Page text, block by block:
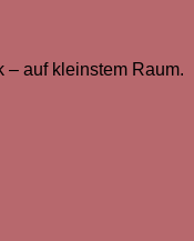
– auf kleinstem Raum.